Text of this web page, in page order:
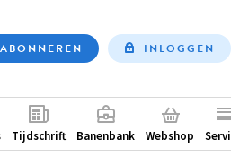
ABONNEREN INLOGGEN
Tijdschrift Banenbank Webshop